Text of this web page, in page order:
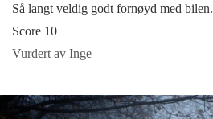
Så langt veldig godt fornøyd med bilen.
Score 10
Vurdert av Inge